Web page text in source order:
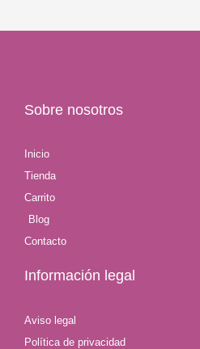
Sobre nosotros
Inicio
Tienda
Carrito
Blog
Contacto
Información legal
Aviso legal
Política de privacidad